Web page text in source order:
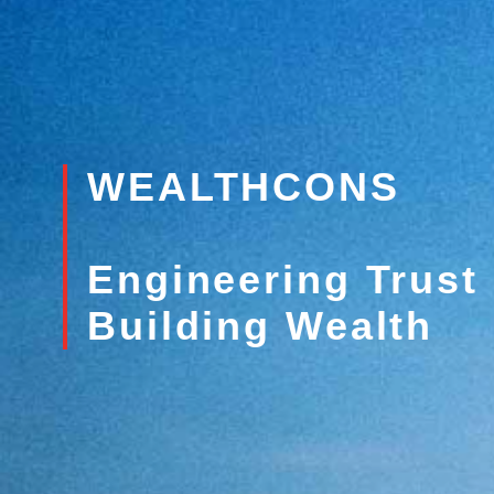
WEALTHCONS
Engineering Trust
Building Wealth
越南前500强私营企
按规模